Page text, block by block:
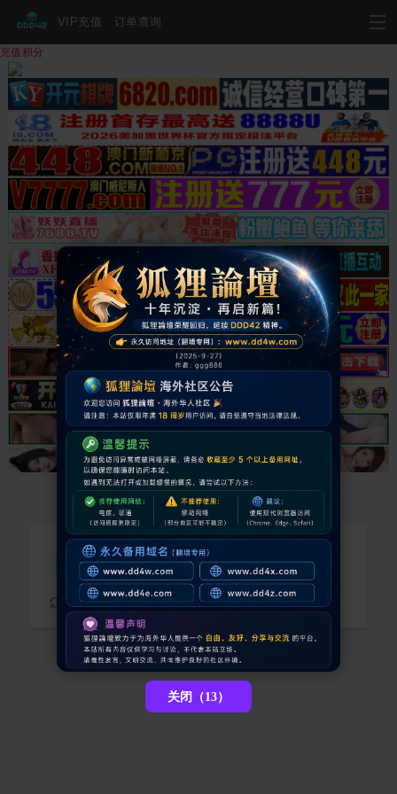
VIP充值 订单查询
充值积分
抱歉，您需要登录后才能查看
请稍候...
关闭（12）